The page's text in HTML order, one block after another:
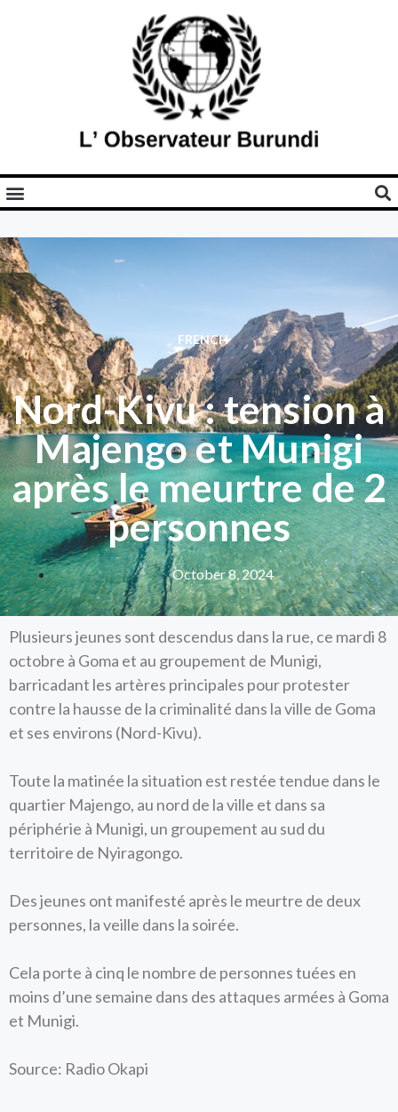
FRENCH
Nord-Kivu : tension à
Majengo et Munigi
après le meurtre de 2
personnes
October 8, 2024
Plusieurs jeunes sont descendus dans la rue, ce mardi 8
octobre à Goma et au groupement de Munigi,
barricadant les artères principales pour protester
contre la hausse de la criminalité dans la ville de Goma
et ses environs (Nord-Kivu).
Toute la matinée la situation est restée tendue dans le
quartier Majengo, au nord de la ville et dans sa
périphérie à Munigi, un groupement au sud du
territoire de Nyiragongo.
Des jeunes ont manifesté après le meurtre de deux
personnes, la veille dans la soirée.
Cela porte à cinq le nombre de personnes tuées en
moins d’une semaine dans des attaques armées à Goma
et Munigi.
Source: Radio Okapi